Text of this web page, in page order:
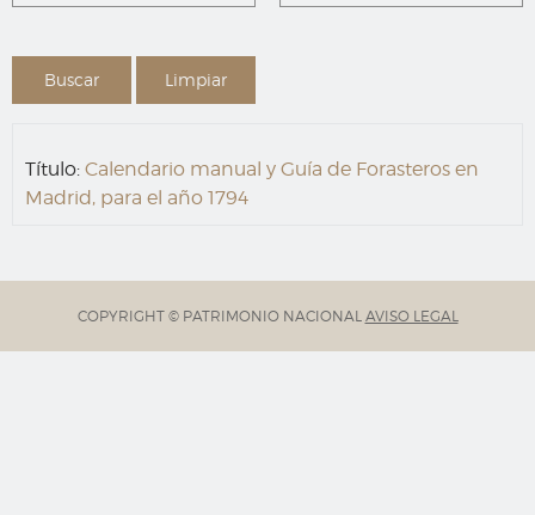
Título: Calendario manual y Guía de Forasteros en
Madrid, para el año 1794
COPYRIGHT © PATRIMONIO NACIONAL AVISO LEGAL